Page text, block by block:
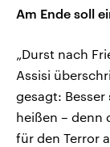
Am Ende soll
„Durst nach
Assisi
gesagt: Besser
heißen – denn
für den Terror